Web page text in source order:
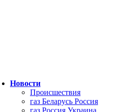
Новости
Происшествия
газ Беларусь Россия
газ Россия Украина